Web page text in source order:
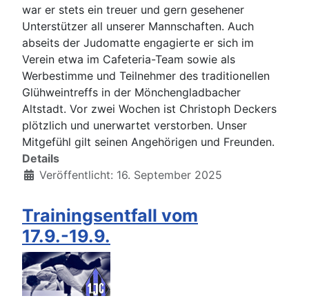
war er stets ein treuer und gern gesehener
Unterstützer all unserer Mannschaften. Auch
abseits der Judomatte engagierte er sich im
Verein etwa im Cafeteria-Team sowie als
Werbestimme und Teilnehmer des traditionellen
Glühweintreffs in der Mönchengladbacher
Altstadt. Vor zwei Wochen ist Christoph Deckers
plötzlich und unerwartet verstorben. Unser
Mitgefühl gilt seinen Angehörigen und Freunden.
Details
Veröffentlicht: 16. September 2025
Trainingsentfall vom
17.9.-19.9.